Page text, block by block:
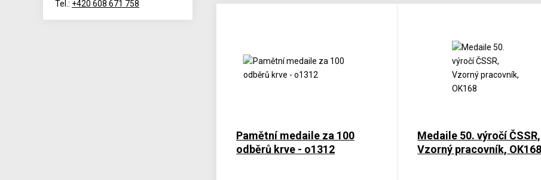
Pamětní medaile za 100
odběrů krve - o1312
Medaile 50. výročí ČSSR,
Vzorný pracovník, OK168
Tel.: +420 608 671 758